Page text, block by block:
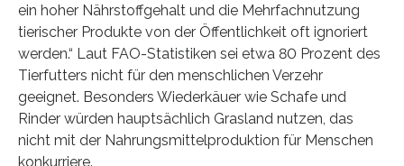
ein hoher Nährstoffgehalt und die Mehrfachnutzung
tierischer Produkte von der Öffentlichkeit oft ignoriert
werden.“ Laut FAO-Statistiken sei etwa 80 Prozent des
Tierfutters nicht für den menschlichen Verzehr
geeignet. Besonders Wiederkäuer wie Schafe und
Rinder würden hauptsächlich Grasland nutzen, das
nicht mit der Nahrungsmittelproduktion für Menschen
konkurriere.